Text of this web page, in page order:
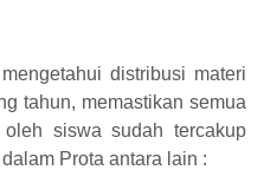
distribusi materi
tahun, memastikan semua
siswa sudah tercakup
Prota antara lain :